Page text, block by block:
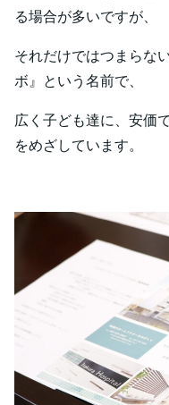
る場合が多いですが、
それだけではつまらな
ボ』という名前で、
広く子ども達に、安価
をめざしています。